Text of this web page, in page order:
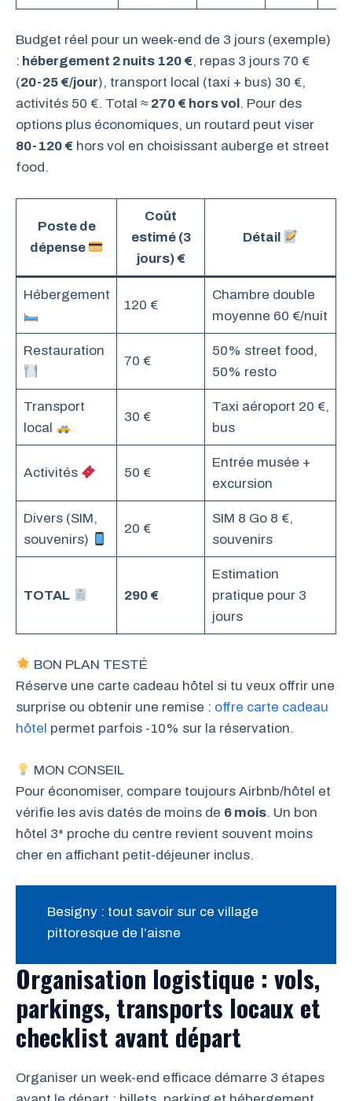
Budget réel pour un week-end de 3 jours (exemple)
: hébergement 2 nuits 120 €, repas 3 jours 70 €
(20-25 €/jour), transport local (taxi + bus) 30 €,
activités 50 €. Total ≈ 270 € hors vol . Pour des
options plus économiques, un routard peut viser
80-120 € hors vol en choisissant auberge et street
food.
Poste de
dépense
Coût
estimé (3
jours) €
Détail
Hébergement
120 €
Chambre double
moyenne 60 €/nuit
Restauration
70 €
50% street food,
50% resto
Transport
local
30 €
Taxi aéroport 20 €,
bus
Activités 50 €
Entrée musée +
excursion
Divers (SIM,
souvenirs)
20 €
SIM 8 Go 8 €,
souvenirs
TOTAL 290 €
Estimation
pratique pour 3
jours
BON PLAN TESTÉ
Réserve une carte cadeau hôtel si tu veux offrir une
surprise ou obtenir une remise : offre carte cadeau
hôtel permet parfois -10% sur la réservation.
MON CONSEIL
Pour économiser, compare toujours Airbnb/hôtel et
vérifie les avis datés de moins de 6 mois. Un bon
hôtel 3* proche du centre revient souvent moins
cher en affichant petit-déjeuner inclus.
Besigny : tout savoir sur ce village
pittoresque de l’aisne
Organisation logistique : vols,
parkings, transports locaux et
checklist avant départ
Organiser un week-end efficace démarre 3 étapes